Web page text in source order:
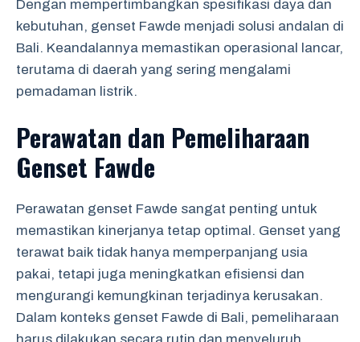
Dengan mempertimbangkan spesifikasi daya dan
kebutuhan, genset Fawde menjadi solusi andalan di
Bali. Keandalannya memastikan operasional lancar,
terutama di daerah yang sering mengalami
pemadaman listrik.
Perawatan dan Pemeliharaan
Genset Fawde
Perawatan genset Fawde sangat penting untuk
memastikan kinerjanya tetap optimal. Genset yang
terawat baik tidak hanya memperpanjang usia
pakai, tetapi juga meningkatkan efisiensi dan
mengurangi kemungkinan terjadinya kerusakan.
Dalam konteks genset Fawde di Bali, pemeliharaan